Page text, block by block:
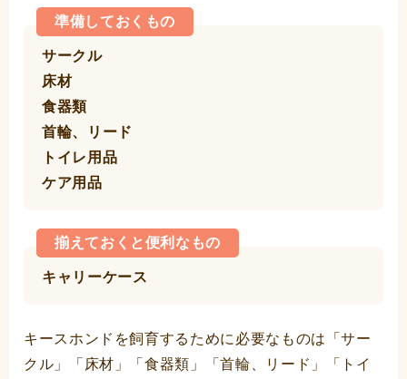
準備しておくもの
サークル
床材
食器類
首輪、リード
トイレ用品
ケア用品
揃えておくと便利なもの
キャリーケース
キースホンドを飼育するために必要なものは「サー
クル」「床材」「食器類」「首輪、リード」「トイ